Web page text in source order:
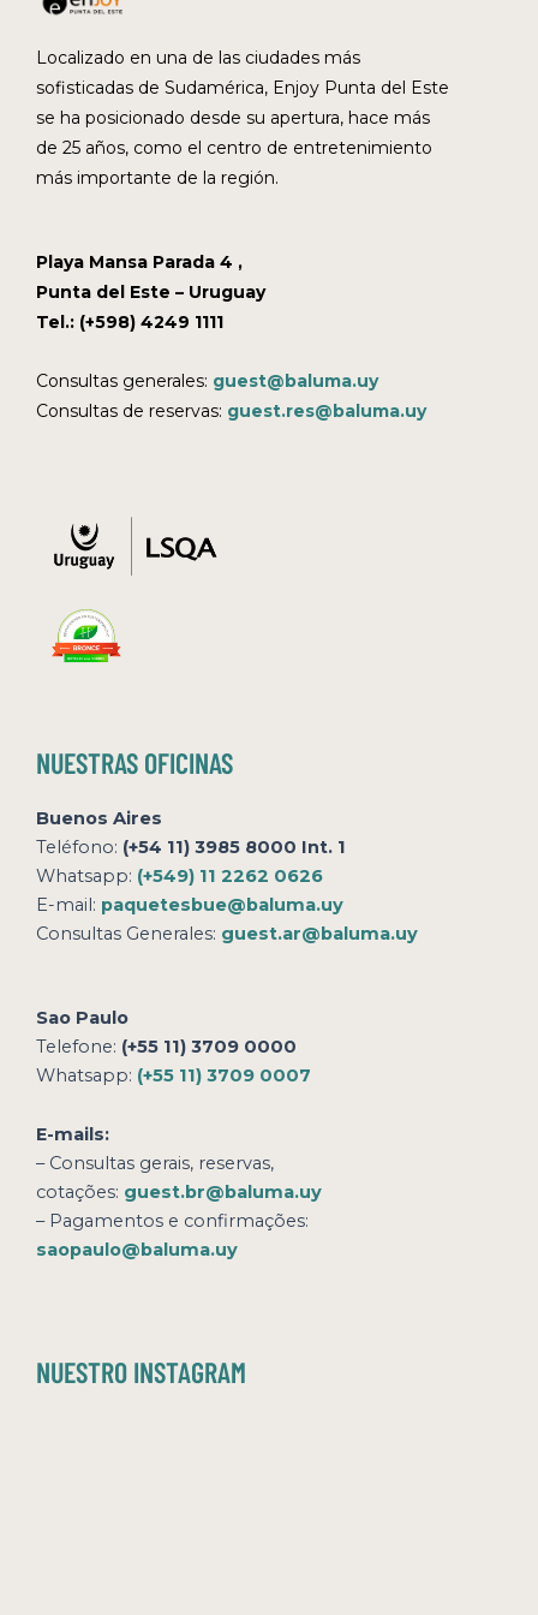
Localizado en una de las ciudades más
sofisticadas de Sudamérica, Enjoy Punta del Este
se ha posicionado desde su apertura, hace más
de 25 años, como el centro de entretenimiento
más importante de la región.
Playa Mansa Parada 4 ,
Punta del Este – Uruguay
Tel.: (+598) 4249 1111
Consultas generales: guest@baluma.uy
Consultas de reservas: guest.res@baluma.uy
NUESTRAS OFICINAS
Buenos Aires
Teléfono: (+54 11) 3985 8000 Int. 1
Whatsapp: (+549) 11 2262 0626
E-mail: paquetesbue@baluma.uy
Consultas Generales: guest.ar@baluma.uy
Sao Paulo
Telefone: (+55 11) 3709 0000
Whatsapp: (+55 11) 3709 0007
E-mails:
– Consultas gerais, reservas,
cotações: guest.br@baluma.uy
– Pagamentos e confirmações:
saopaulo@baluma.uy
NUESTRO INSTAGRAM